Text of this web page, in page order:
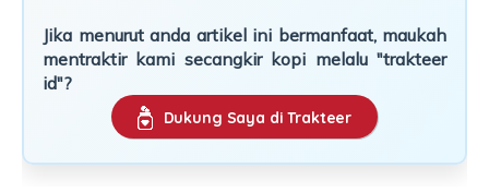
Jika menurut anda artikel ini bermanfaat, maukah
mentraktir kami secangkir kopi melalu "trakteer
id"?
Dukung Saya di Trakteer